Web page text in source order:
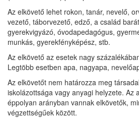
Az elkövető lehet rokon, tanár, nevelő,
vezető, táborvezető, edző, a család
gyerekvigyázó, óvodapedagógus,
munkás, gyerekfényképész, stb.
Az elkövető az esetek nagy
Legtöbb esetben apa, nagyapa,
Az elkövetőt nem határozza meg
iskolázottsága vagy anyagi helyzete. Az
éppolyan arányban vannak elkövetők,
végzettségűek között.